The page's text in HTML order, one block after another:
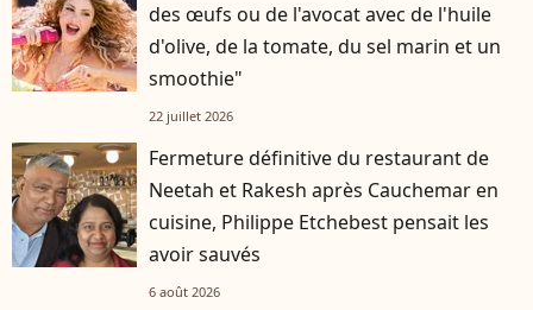
des œufs ou de l'avocat avec de l'huile
d'olive, de la tomate, du sel marin et un
smoothie"
22 juillet 2026
Fermeture définitive du restaurant de
Neetah et Rakesh après Cauchemar en
cuisine, Philippe Etchebest pensait les
avoir sauvés
6 août 2026